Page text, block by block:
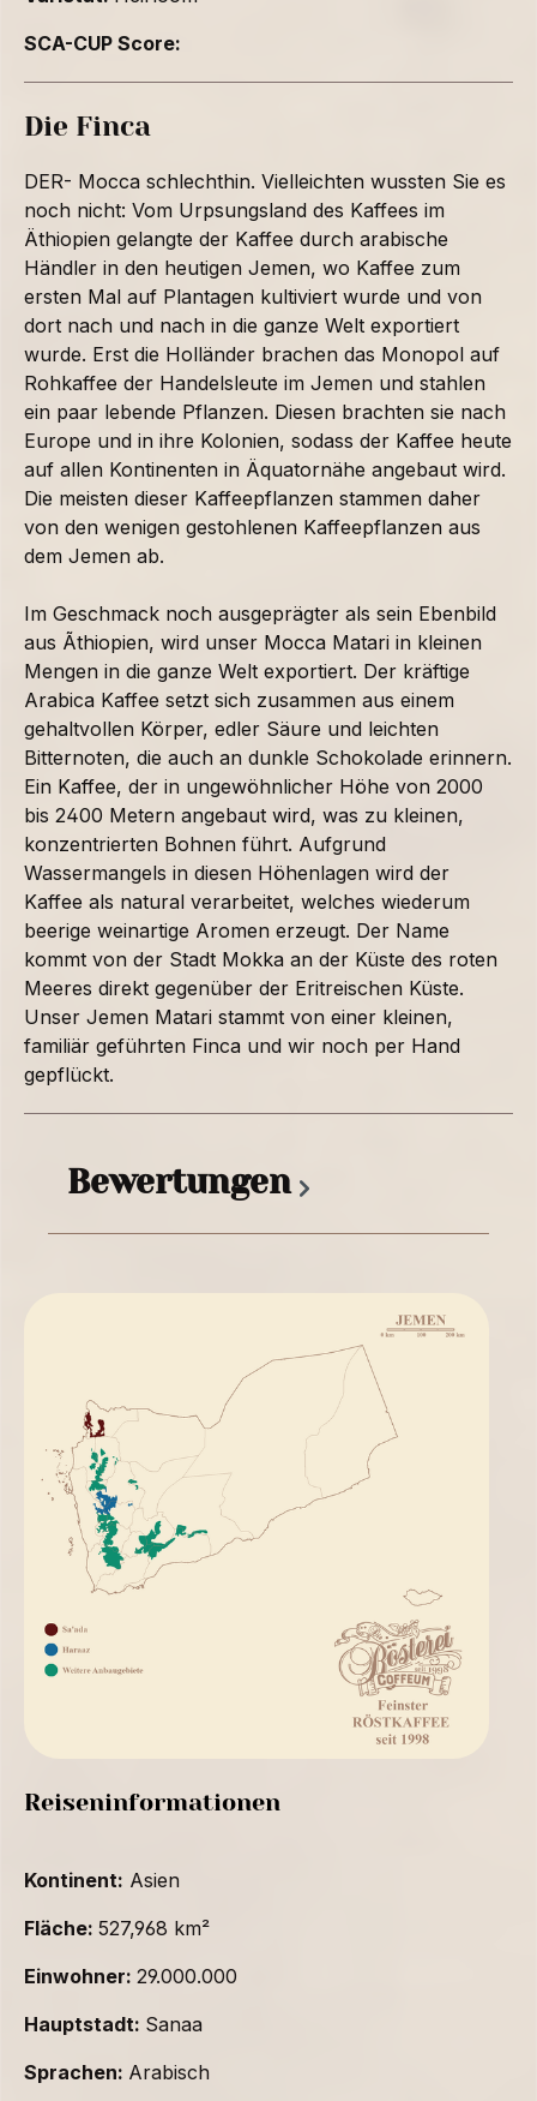
Reiseninformationen
Kontinent: Asien
Fläche: 527,968 km²
Einwohner: 29.000.000
Hauptstadt: Sanaa
Sprachen: Arabisch
SCA-CUP Score:
Die Finca
DER- Mocca schlechthin. Vielleichten wussten Sie es
noch nicht: Vom Urpsungsland des Kaffees im
Äthiopien gelangte der Kaffee durch arabische
Händler in den heutigen Jemen, wo Kaffee zum
ersten Mal auf Plantagen kultiviert wurde und von
dort nach und nach in die ganze Welt exportiert
wurde. Erst die Holländer brachen das Monopol auf
Rohkaffee der Handelsleute im Jemen und stahlen
ein paar lebende Pflanzen. Diesen brachten sie nach
Europe und in ihre Kolonien, sodass der Kaffee heute
auf allen Kontinenten in Äquatornähe angebaut wird.
Die meisten dieser Kaffeepflanzen stammen daher
von den wenigen gestohlenen Kaffeepflanzen aus
dem Jemen ab.
Im Geschmack noch ausgeprägter als sein Ebenbild
aus Ãthiopien, wird unser Mocca Matari in kleinen
Mengen in die ganze Welt exportiert. Der kräftige
Arabica Kaffee setzt sich zusammen aus einem
gehaltvollen Körper, edler Säure und leichten
Bitternoten, die auch an dunkle Schokolade erinnern.
Ein Kaffee, der in ungewöhnlicher Höhe von 2000
bis 2400 Metern angebaut wird, was zu kleinen,
konzentrierten Bohnen führt. Aufgrund
Wassermangels in diesen Höhenlagen wird der
Kaffee als natural verarbeitet, welches wiederum
beerige weinartige Aromen erzeugt. Der Name
kommt von der Stadt Mokka an der Küste des roten
Meeres direkt gegenüber der Eritreischen Küste.
Unser Jemen Matari stammt von einer kleinen,
familiär geführten Finca und wir noch per Hand
gepflückt.
Bewertungen